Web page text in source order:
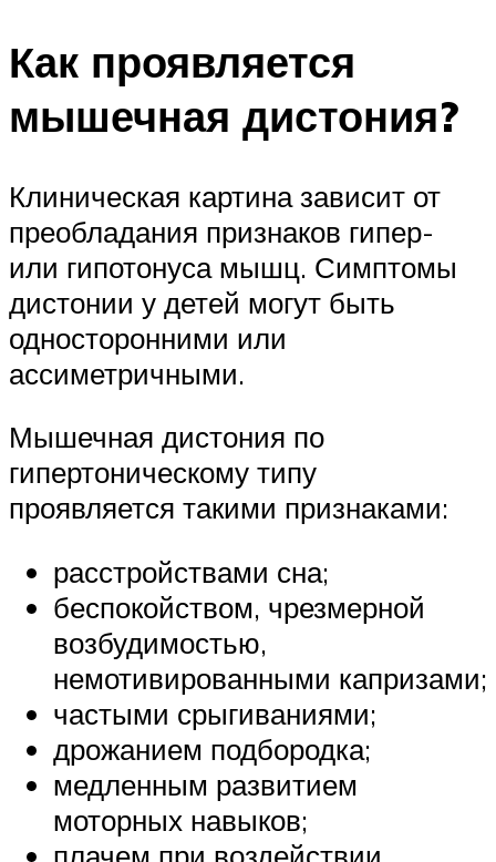
Как проявляется
мышечная дистония?
Клиническая картина зависит от
преобладания признаков гипер-
или гипотонуса мышц. Симптомы
дистонии у детей могут быть
односторонними или
ассиметричными.
Мышечная дистония по
гипертоническому типу
проявляется такими признаками:
расстройствами сна;
беспокойством, чрезмерной
возбудимостью,
немотивированными капризами;
частыми срыгиваниями;
дрожанием подбородка;
медленным развитием
моторных навыков;